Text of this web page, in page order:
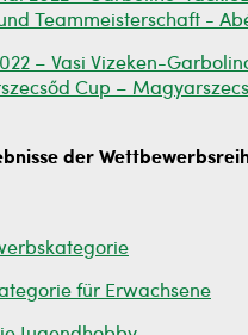
Teammeisterschaft -
– Vasi Vizeken-
Cup –
der
für Erwachsene